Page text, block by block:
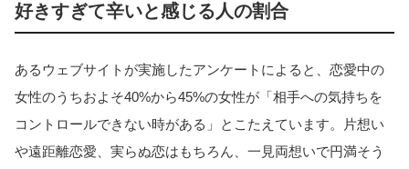
好きすぎて辛いと感じる人の割合
あるウェブサイトが実施したアンケートによると、恋愛中の
女性のうちおよそ40%から45%の女性が「相手への気持ちを
コントロールできない時がある」とこたえています。片想い
や遠距離恋愛、実らぬ恋はもちろん、一見両想いで円満そう